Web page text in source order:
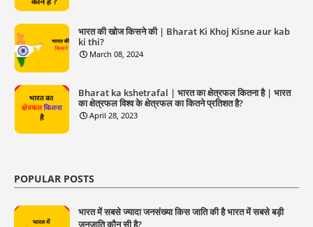
भारत की खोज किसने की | Bharat Ki Khoj Kisne aur kab
ki thi?
March 08, 2024
Bharat ka kshetrafal | भारत का क्षेत्रफल कितना है | भारत
का क्षेत्रफल विश्व के क्षेत्रफल का कितने प्रतिशत है?
April 28, 2023
POPULAR POSTS
भारत में सबसे ज्यादा जनसंख्या किस जाति की है भारत में सबसे बड़ी
जनजाति कौन सी है?